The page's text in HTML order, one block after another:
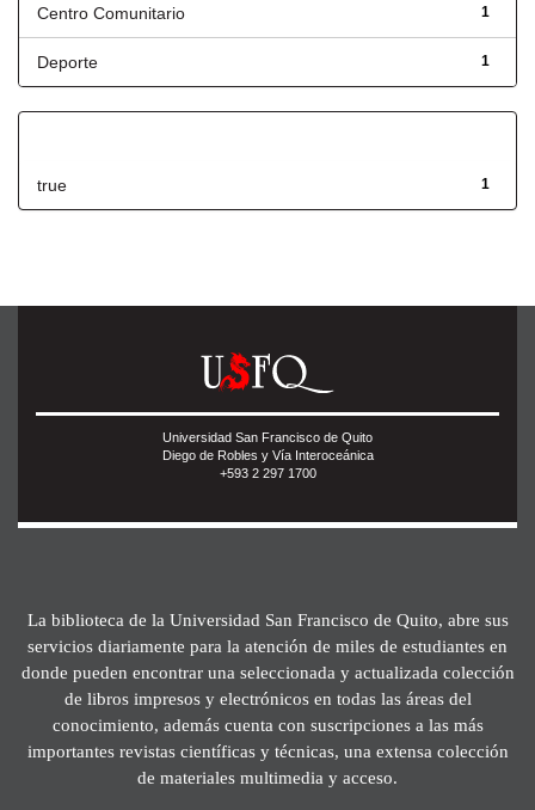
1
Centro Comunitario
1
Deporte
1
true
Universidad San Francisco de Quito
Diego de Robles y Vía Interoceánica
+593 2 297 1700
La biblioteca de la Universidad San Francisco de Quito, abre sus
servicios diariamente para la atención de miles de estudiantes en
donde pueden encontrar una seleccionada y actualizada colección
de libros impresos y electrónicos en todas las áreas del
conocimiento, además cuenta con suscripciones a las más
importantes revistas científicas y técnicas, una extensa colección
de materiales multimedia y acceso.